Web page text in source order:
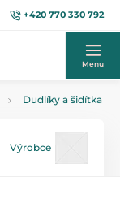
+420 770 330 792
Menu
Dudlíky a šidítka
Výrobce